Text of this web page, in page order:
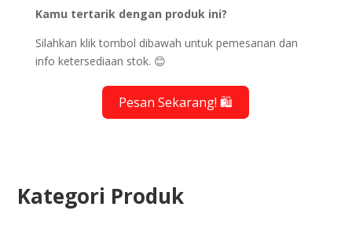
Kamu tertarik dengan produk ini?
Silahkan klik tombol dibawah untuk pemesanan dan
info ketersediaan stok. 😊
Pesan Sekarang! 🛍️
Kategori Produk